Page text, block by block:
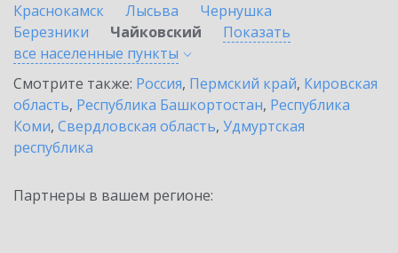
Краснокамск
Лысьва
Чернушка
Березники
Чайковский
Показать
все населенные пункты
Смотрите также: Россия, Пермский край, Кировская
область, Республика Башкортостан, Республика
Коми, Свердловская область, Удмуртская
республика
Партнеры в вашем регионе: